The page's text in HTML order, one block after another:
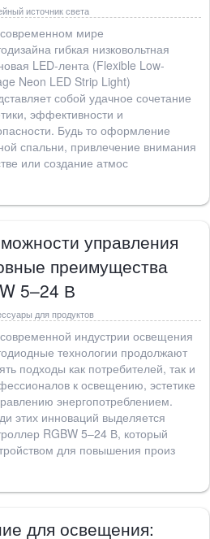
источник света
мире
гибкая низковольтная
LED-лента (Flexible Low-
Neon LED Strip Light)
собой удачное сочетание
эффективности и
Будь то оформление
спальни, привлечение внимания
или создание атмос
управления
преимущества
5–24 В
для продуктов
индустрии освещения
технологии продолжают
подходы как потребителей, так и
к освещению, эстетике
энергопотреблением.
этих инноваций выделяется
RGBW 5–24 В, который
для повышения произ
для освещения: